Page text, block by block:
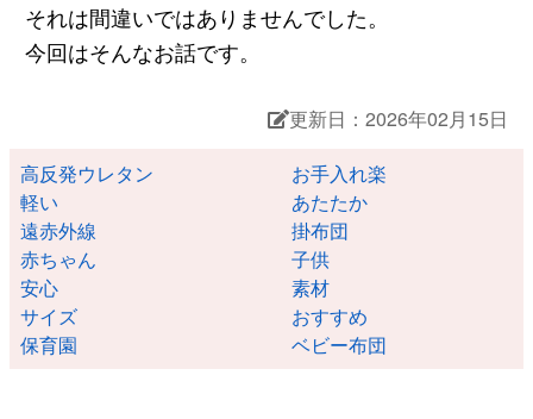
それは間違いではありませんでした。
今回はそんなお話です。
更新日：2026年02月15日
高反発ウレタン
お手入れ楽
軽い
あたたか
遠赤外線
掛布団
赤ちゃん
子供
安心
素材
サイズ
おすすめ
保育園
ベビー布団